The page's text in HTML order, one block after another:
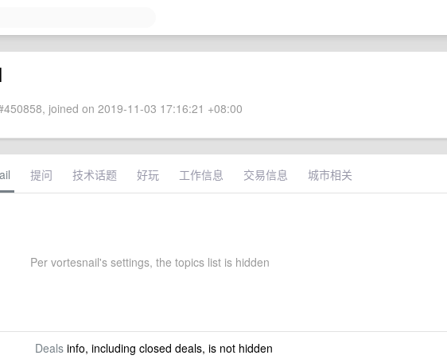
joined on 2019-11-03 17:16:21 +08:00
提问 技术话题 好玩 工作信息 交易信息 城市相关
Per vortesnail's settings, the topics list is hidden
Dealsinfo, including closed deals, is not hidden